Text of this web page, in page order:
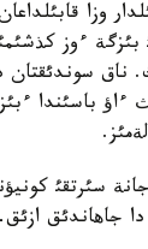
وزا
بئزگة ءوز
ناق سوندئقتان
ءاؤ باسئندا
سئرتقئ
جاهاندئق